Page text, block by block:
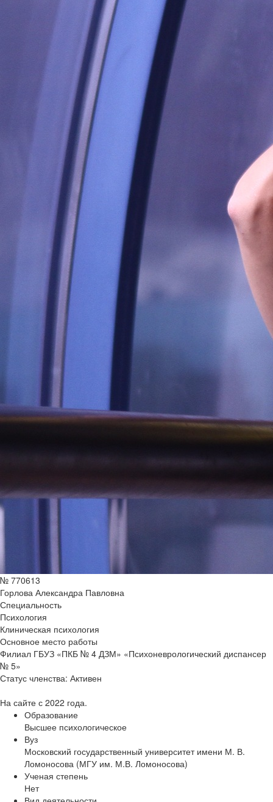
№ 770613
Горлова Александра Павловна
Специальность
Психология
Клиническая психология
Основное место работы
Филиал ГБУЗ «ПКБ № 4 ДЗМ» «Психоневрологический диспансер
№ 5»
Статус членства: Активен
На сайте с 2022 года.
Образование
Высшее психологическое
Вуз
Московский государственный университет имени М. В.
Ломоносова (МГУ им. М.В. Ломоносова)
Ученая степень
Нет